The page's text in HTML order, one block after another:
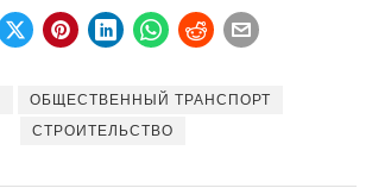
ОБЩЕСТВЕННЫЙ ТРАНСПОРТ
СТРОИТЕЛЬСТВО